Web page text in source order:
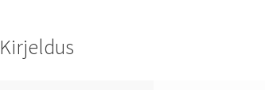
Kirjeldus